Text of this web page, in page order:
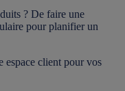
? De faire une
pour planifier un
espace client pour vos